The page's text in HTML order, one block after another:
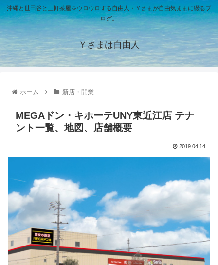
沖縄と世田谷と三軒茶屋をウロウロする自由人・Ｙさまが自由気ままに綴るブ
ログ。
Ｙさまは自由人
ホーム 新店・開業
MEGAドン・キホーテUNY東近江店 テナ
ント一覧、地図、店舗概要
2019.04.14